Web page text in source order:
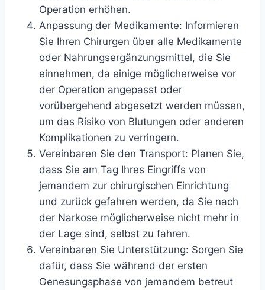
Operation erhöhen.
Anpassung der Medikamente: Informieren
Sie Ihren Chirurgen über alle Medikamente
oder Nahrungsergänzungsmittel, die Sie
einnehmen, da einige möglicherweise vor
der Operation angepasst oder
vorübergehend abgesetzt werden müssen,
um das Risiko von Blutungen oder anderen
Komplikationen zu verringern.
Vereinbaren Sie den Transport: Planen Sie,
dass Sie am Tag Ihres Eingriffs von
jemandem zur chirurgischen Einrichtung
und zurück gefahren werden, da Sie nach
der Narkose möglicherweise nicht mehr in
der Lage sind, selbst zu fahren.
Vereinbaren Sie Unterstützung: Sorgen Sie
dafür, dass Sie während der ersten
Genesungsphase von jemandem betreut